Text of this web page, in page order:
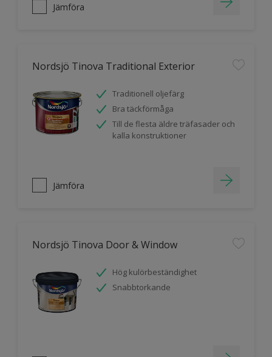
Jämföra
Nordsjö Tinova Traditional Exterior
Traditionell oljefärg
Bra täckförmåga
Till de flesta äldre träfasader och
kalla konstruktioner
Jämföra
Nordsjö Tinova Door & Window
Hög kulörbeständighet
Snabbtorkande